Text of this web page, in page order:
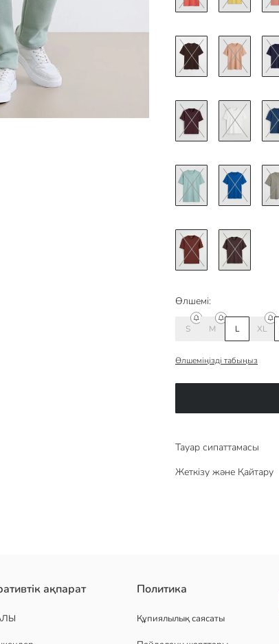
Өлшемі:
S M L XL
Өлшеміңізді табыңыз
Тауар сипаттамасы​​​​​
Жеткізу және Қайтару
ақпарат Политика
Құпиялылық саясаты